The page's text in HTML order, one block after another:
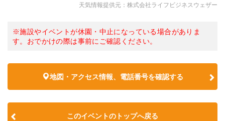
天気情報提供元：株式会社ライフビジネスウェザー
※施設やイベントが休園・中止になっている場合がありま
す。おでかけの際は事前にご確認ください。
地図・アクセス情報、電話番号を確認する
このイベントのトップへ戻る